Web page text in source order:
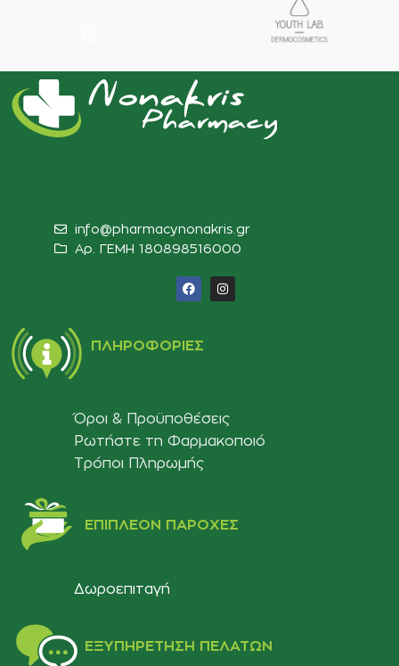
info@pharmacynonakris.gr
Αρ. ΓΕΜΗ 180898516000‬
ΠΛΗΡΟΦΟΡΊΕΣ
Όροι & Προϋποθέσεις
Ρωτήστε τη Φαρμακοποιό
Τρόποι Πληρωμής
ΕΠΙΠΛΈΟΝ ΠΑΡΟΧΈΣ
Δωροεπιταγή
ΕΞΥΠΗΡΈΤΗΣΗ ΠΕΛΑΤΏΝ